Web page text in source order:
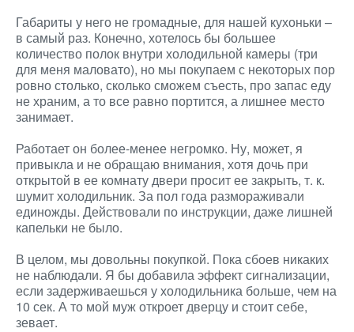
Габариты у него не громадные, для нашей кухоньки –
в самый раз. Конечно, хотелось бы большее
количество полок внутри холодильной камеры (три
для меня маловато), но мы покупаем с некоторых пор
ровно столько, сколько сможем съесть, про запас еду
не храним, а то все равно портится, а лишнее место
занимает.
Работает он более-менее негромко. Ну, может, я
привыкла и не обращаю внимания, хотя дочь при
открытой в ее комнату двери просит ее закрыть, т. к.
шумит холодильник. За пол года размораживали
единожды. Действовали по инструкции, даже лишней
капельки не было.
В целом, мы довольны покупкой. Пока сбоев никаких
не наблюдали. Я бы добавила эффект сигнализации,
если задерживаешься у холодильника больше, чем на
10 сек. А то мой муж откроет дверцу и стоит себе,
зевает.